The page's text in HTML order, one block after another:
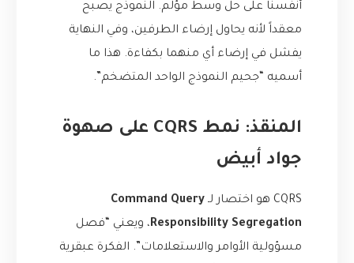
أنفسنا على حل وسط مؤلم. النموذج يصبح
معقداً لأنه يحاول إرضاء الطرفين، وفي النهاية
يفشل في إرضاء أي منهما بكفاءة. هذا ما
أسميه “جحيم النموذج الواحد المتضخم”.
المنقذ: نمط CQRS على صهوة
جواد أبيض
CQRS هو اختصار لـ
Command Query
Responsibility Segregation، ويعني “فصل
مسؤولية الأوامر والاستعلامات”. الفكرة عبقرية